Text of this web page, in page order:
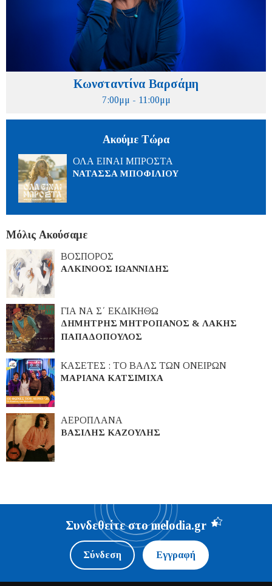
Κωνσταντίνα Βαρσάμη
7:00μμ - 11:00μμ
Ακούμε Τώρα
ΟΛΑ ΕΙΝΑΙ ΜΠΡΟΣΤΑ
ΝΑΤΑΣΣΑ ΜΠΟΦΙΛΙΟΥ
Μόλις Ακούσαμε
ΒΟΣΠΟΡΟΣ
ΑΛΚΙΝΟΟΣ ΙΩΑΝΝΙΔΗΣ
ΓΙΑ ΝΑ Σ΄ ΕΚΔΙΚΗΘΩ
ΔΗΜΗΤΡΗΣ ΜΗΤΡΟΠΑΝΟΣ & ΛΑΚΗΣ
ΠΑΠΑΔΟΠΟΥΛΟΣ
ΚΑΣΕΤΕΣ : ΤΟ ΒΑΛΣ ΤΩΝ ΟΝΕΙΡΩΝ
ΜΑΡΙΑΝΑ ΚΑΤΣΙΜΙΧΑ
ΑΕΡΟΠΛΑΝΑ
ΒΑΣΙΛΗΣ ΚΑΖΟΥΛΗΣ
Συνδεθείτε στο melodia.gr
Σύνδεση Εγγραφή